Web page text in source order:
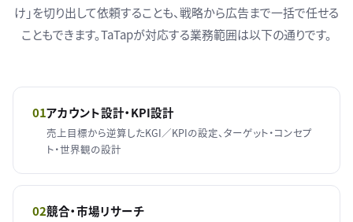
け」を切り出して依頼することも、戦略から広告まで一括で任せる
こともできます。TaTapが対応する業務範囲は以下の通りです。
01アカウント設計・KPI設計
売上目標から逆算したKGI／KPIの設定、ターゲット・コンセプ
ト・世界観の設計
02競合・市場リサーチ